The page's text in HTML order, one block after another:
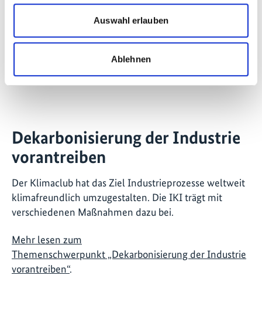
Auswahl erlauben
Ablehnen
Dekarbonisierung der Industrie
vorantreiben
Der Klimaclub hat das Ziel Industrieprozesse weltweit
klimafreundlich umzugestalten. Die IKI trägt mit
verschiedenen Maßnahmen dazu bei.
Mehr lesen zum
Themenschwerpunkt „Dekarbonisierung der Industrie
vorantreiben“.